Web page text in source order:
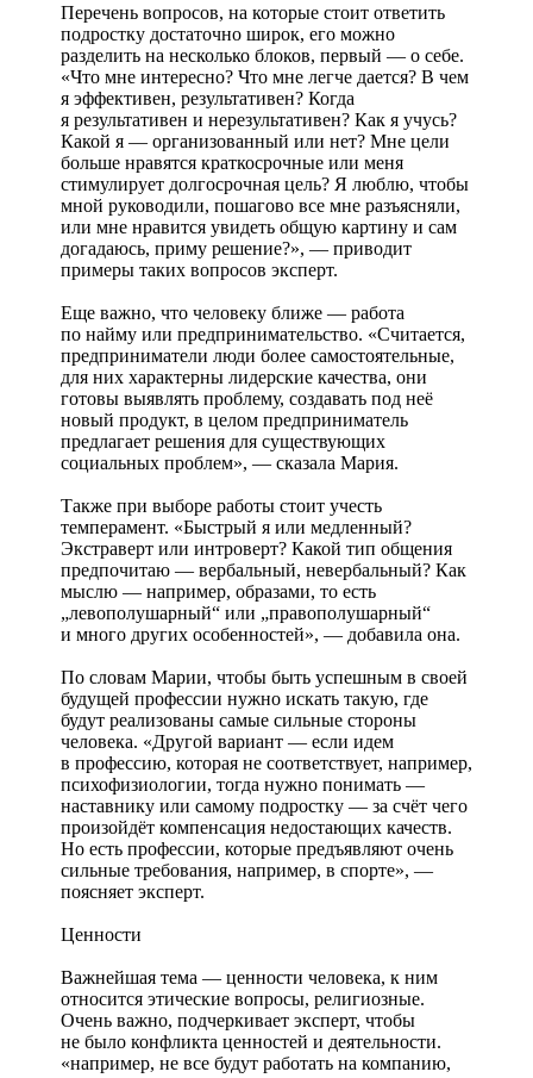
Перечень вопросов, на которые стоит ответить
подростку достаточно широк, его можно
разделить на несколько блоков, первый — о себе.
«Что мне интересно? Что мне легче дается? В чем
я эффективен, результативен? Когда
я результативен и нерезультативен? Как я учусь?
Какой я — организованный или нет? Мне цели
больше нравятся краткосрочные или меня
стимулирует долгосрочная цель? Я люблю, чтобы
мной руководили, пошагово все мне разъясняли,
или мне нравится увидеть общую картину и сам
догадаюсь, приму решение?», — приводит
примеры таких вопросов эксперт.
Еще важно, что человеку ближе — работа
по найму или предпринимательство. «Считается,
предприниматели люди более самостоятельные,
для них характерны лидерские качества, они
готовы выявлять проблему, создавать под неё
новый продукт, в целом предприниматель
предлагает решения для существующих
социальных проблем», — сказала Мария.
Также при выборе работы стоит учесть
темперамент. «Быстрый я или медленный?
Экстраверт или интроверт? Какой тип общения
предпочитаю — вербальный, невербальный? Как
мыслю — например, образами, то есть
„левополушарный“ или „правополушарный“
и много других особенностей», — добавила она.
По словам Марии, чтобы быть успешным в своей
будущей профессии нужно искать такую, где
будут реализованы самые сильные стороны
человека. «Другой вариант — если идем
в профессию, которая не соответствует, например,
психофизиологии, тогда нужно понимать —
наставнику или самому подростку — за счёт чего
произойдёт компенсация недостающих качеств.
Но есть профессии, которые предъявляют очень
сильные требования, например, в спорте», —
поясняет эксперт.
Ценности
Важнейшая тема — ценности человека, к ним
относится этические вопросы, религиозные.
Очень важно, подчеркивает эксперт, чтобы
не было конфликта ценностей и деятельности.
«например, не все будут работать на компанию,